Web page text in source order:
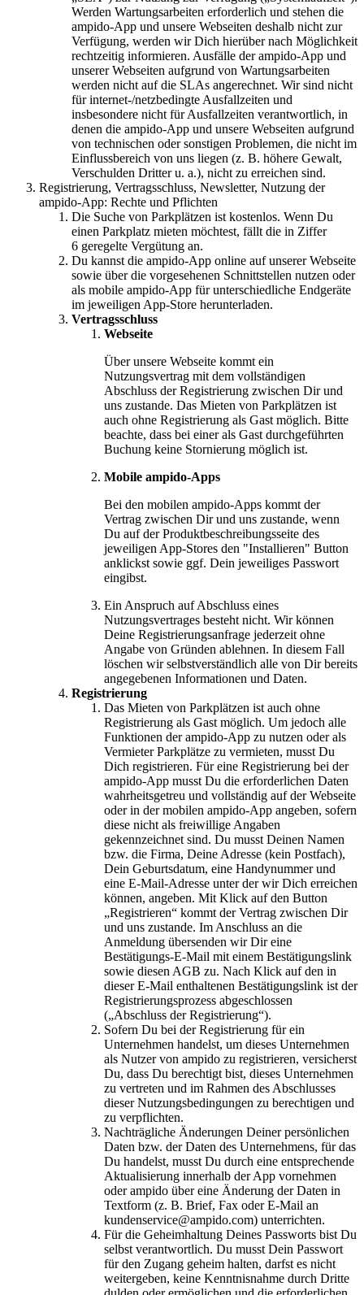
Werden Wartungsarbeiten erforderlich und stehen die
ampido-App und unsere Webseiten deshalb nicht zur
Verfügung, werden wir Dich hierüber nach Möglichkeit
rechtzeitig informieren. Ausfälle der ampido-App und
unserer Webseiten aufgrund von Wartungsarbeiten
werden nicht auf die SLAs angerechnet. Wir sind nicht
für internet-/netzbedingte Ausfallzeiten und
insbesondere nicht für Ausfallzeiten verantwortlich, in
denen die ampido-App und unsere Webseiten aufgrund
von technischen oder sonstigen Problemen, die nicht im
Einflussbereich von uns liegen (z. B. höhere Gewalt,
Verschulden Dritter u. a.), nicht zu erreichen sind.
Registrierung, Vertragsschluss, Newsletter, Nutzung der
ampido-App: Rechte und Pflichten
Die Suche von Parkplätzen ist kostenlos. Wenn Du
einen Parkplatz mieten möchtest, fällt die in Ziffer
6 geregelte Vergütung an.
Du kannst die ampido-App online auf unserer Webseite
sowie über die vorgesehenen Schnittstellen nutzen oder
als mobile ampido-App für unterschiedliche Endgeräte
im jeweiligen App-Store herunterladen.
Vertragsschluss
Webseite
Über unsere Webseite kommt ein
Nutzungsvertrag mit dem vollständigen
Abschluss der Registrierung zwischen Dir und
uns zustande. Das Mieten von Parkplätzen ist
auch ohne Registrierung als Gast möglich. Bitte
beachte, dass bei einer als Gast durchgeführten
Buchung keine Stornierung möglich ist.
Mobile ampido-Apps
Bei den mobilen ampido-Apps kommt der
Vertrag zwischen Dir und uns zustande, wenn
Du auf der Produktbeschreibungsseite des
jeweiligen App-Stores den "Installieren" Button
anklickst sowie ggf. Dein jeweiliges Passwort
eingibst.
Ein Anspruch auf Abschluss eines
Nutzungsvertrages besteht nicht. Wir können
Deine Registrierungsanfrage jederzeit ohne
Angabe von Gründen ablehnen. In diesem Fall
löschen wir selbstverständlich alle von Dir bereits
angegebenen Informationen und Daten.
Registrierung
Das Mieten von Parkplätzen ist auch ohne
Registrierung als Gast möglich. Um jedoch alle
Funktionen der ampido-App zu nutzen oder als
Vermieter Parkplätze zu vermieten, musst Du
Dich registrieren. Für eine Registrierung bei der
ampido-App musst Du die erforderlichen Daten
wahrheitsgetreu und vollständig auf der Webseite
oder in der mobilen ampido-App angeben, sofern
diese nicht als freiwillige Angaben
gekennzeichnet sind. Du musst Deinen Namen
bzw. die Firma, Deine Adresse (kein Postfach),
Dein Geburtsdatum, eine Handynummer und
eine E-Mail-Adresse unter der wir Dich erreichen
können, angeben. Mit Klick auf den Button
„Registrieren“ kommt der Vertrag zwischen Dir
und uns zustande. Im Anschluss an die
Anmeldung übersenden wir Dir eine
Bestätigungs-E-Mail mit einem Bestätigungslink
sowie diesen AGB zu. Nach Klick auf den in
dieser E-Mail enthaltenen Bestätigungslink ist der
Registrierungsprozess abgeschlossen
(„Abschluss der Registrierung“).
Sofern Du bei der Registrierung für ein
Unternehmen handelst, um dieses Unternehmen
als Nutzer von ampido zu registrieren, versicherst
Du, dass Du berechtigt bist, dieses Unternehmen
zu vertreten und im Rahmen des Abschlusses
dieser Nutzungsbedingungen zu berechtigen und
zu verpflichten.
Nachträgliche Änderungen Deiner persönlichen
Daten bzw. der Daten des Unternehmens, für das
Du handelst, musst Du durch eine entsprechende
Aktualisierung innerhalb der App vornehmen
oder ampido über eine Änderung der Daten in
Textform (z. B. Brief, Fax oder E-Mail an
kundenservice@ampido.com) unterrichten.
Für die Geheimhaltung Deines Passworts bist Du
selbst verantwortlich. Du musst Dein Passwort
für den Zugang geheim halten, darfst es nicht
weitergeben, keine Kenntnisnahme durch Dritte